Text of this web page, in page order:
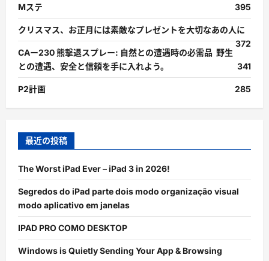
Mステ 395
クリスマス、お正月には素敵なプレゼントを大切なあの人に
372
CAー230 熊撃退スプレー: 自然との遭遇時の必需品 野生
との遭遇、安全と信頼を手に入れよう。
341
P2計画 285
最近の投稿
The Worst iPad Ever – iPad 3 in 2026!
Segredos do iPad parte dois modo organização visual
modo aplicativo em janelas
IPAD PRO COMO DESKTOP
Windows is Quietly Sending Your App & Browsing